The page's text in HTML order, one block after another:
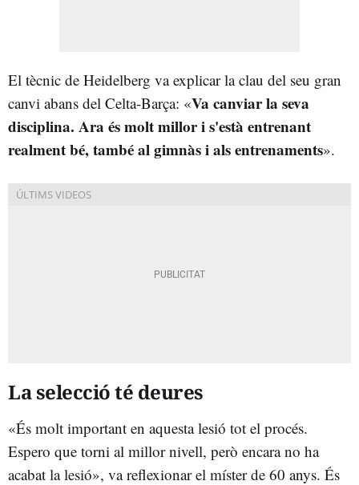
El tècnic de Heidelberg va explicar la clau del seu gran
canvi abans del Celta-Barça: «Va canviar la seva
disciplina. Ara és molt millor i s'està entrenant
realment bé, també al gimnàs i als entrenaments».
La selecció té deures
«És molt important en aquesta lesió tot el procés.
Espero que torni al millor nivell, però encara no ha
acabat la lesió», va reflexionar el míster de 60 anys. És